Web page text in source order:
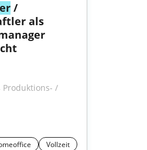
/
als
/
Vollzeit